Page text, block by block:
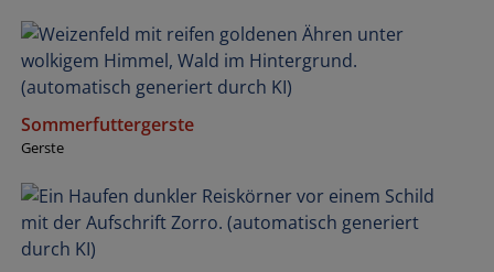
Sommerfuttergerste
Gerste